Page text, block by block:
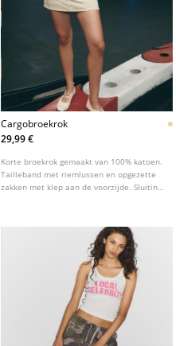
Cargobroekrok
29,99 €
Korte broekrok gemaakt van 100% katoen.
Tailleband met riemlussen en opgezette
zakken met klep aan de voorzijde. Sluiting